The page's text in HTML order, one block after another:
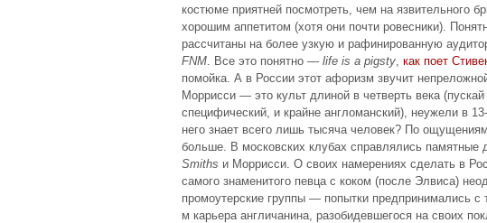
костюме приятней посмотреть, чем на язвительного
хорошим аппетитом (хотя они почти ровесники).
рассчитаны на более узкую и рафинированную
FNM. Все это понятно — life is a pigsty, как поет
помойка. А в России этот афоризм звучит
Моррисси — это культ длиной в четверть века
специфический, и крайне англоманский), неужели в
него знает всего лишь тысяча человек? По
больше. В московских клубах справлялись памятные
Smiths и Моррисси. О своих намерениях сделать в
самого знаменитого певца с коком (после Элвиса)
промоутерские группы — попытки предпринимались с
м карьера англичанина, разобидевшегося на своих